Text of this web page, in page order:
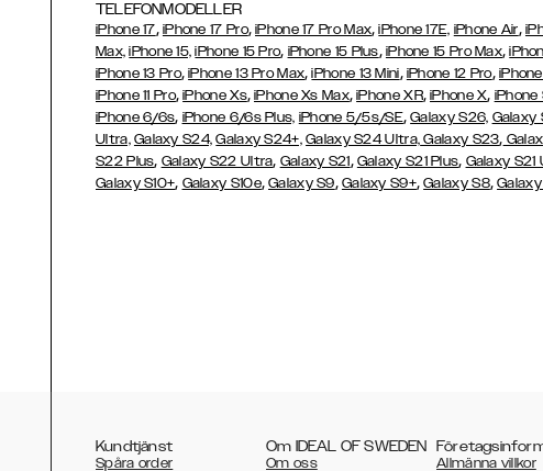
TELEFONMODELLER
iPhone 17, iPhone 17 Pro,iPhone 17 Pro Max,iPhone 17E, iPhone Air,
Max, iPhone 15, iPhone 15 Pro, iPhone 15 Plus, iPhone 15 Pro Max,
iPhone 13 Pro,iPhone 13 Pro Max,iPhone 13 Mini, iPhone 12 Pro, iPhone
iPhone 11 Pro,iPhone Xs,iPhone Xs Max,iPhone XR,iPhone X,
iPhone 6/6s, iPhone 6/6s Plus, iPhone 5/5s/SE,Galaxy S26, Galaxy
Ultra, Galaxy S24, Galaxy S24+, Galaxy S24 Ultra, Galaxy S23,
S22 Plus, Galaxy S22 Ultra, Galaxy S21, Galaxy S21 Plus, Galaxy S21
Galaxy S10+, Galaxy S10e,Galaxy S9, Galaxy S9+,Galaxy S8,
Kundtjänst
Spåra order
Om IDEAL OF SWEDEN
Om oss
Allmänna villkor